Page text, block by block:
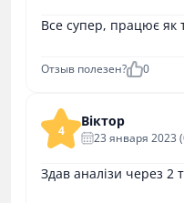
Все супер, працює як
Отзыв полезен? 0
4
Віктор
23 января 2023
Здав аналізи через 2